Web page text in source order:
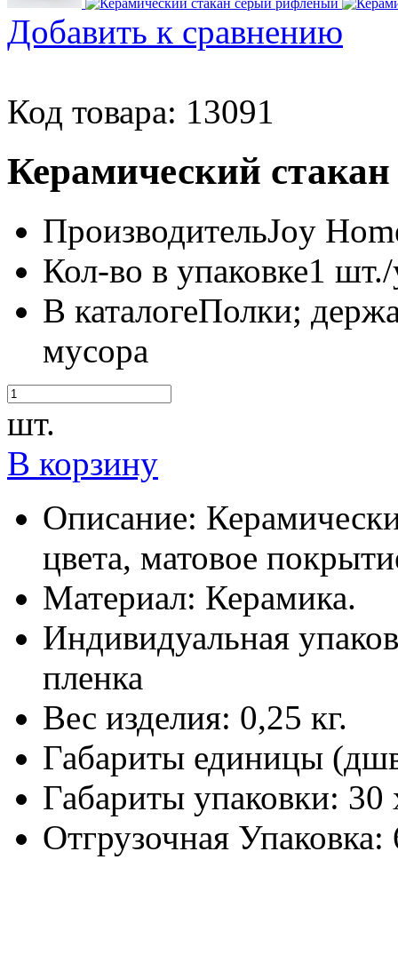
Добавить к сравнению
Код товара: 13091
Керамический
ПроизводительJoy
Кол-во в упаковке1
В каталогеПолки;
мусора
шт.
В корзину
Описание:
цвета, матовое
Материал: Керамика.
Индивидуальная
пленка
Вес изделия: 0,25 кг.
Габариты единицы
Габариты упаковки: 30
Отгрузочная Упаковка: